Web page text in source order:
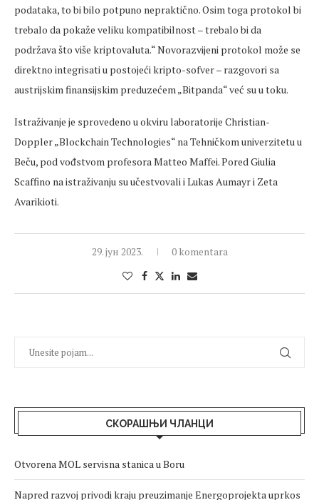
podataka, to bi bilo potpuno nepraktično. Osim toga protokol bi
trebalo da pokaže veliku kompatibilnost – trebalo bi da
podržava što više kriptovaluta.“ Novorazvijeni protokol može se
direktno integrisati u postojeći kripto-sofver – razgovori sa
austrijskim finansijskim preduzećem „Bitpanda“ već su u toku.
Istraživanje je sprovedeno u okviru laboratorije Christian-
Doppler „Blockchain Technologies“ na Tehničkom univerzitetu u
Beču, pod vođstvom profesora Matteo Maffei. Pored Giulia
Scaffino na istraživanju su učestvovali i Lukas Aumayr i Zeta
Avarikioti.
29. јун 2023. 0 komentara
СКОРАШЊИ ЧЛАНЦИ
Otvorena MOL servisna stanica u Boru
Napred razvoj privodi kraju preuzimanje Energoprojekta uprkos